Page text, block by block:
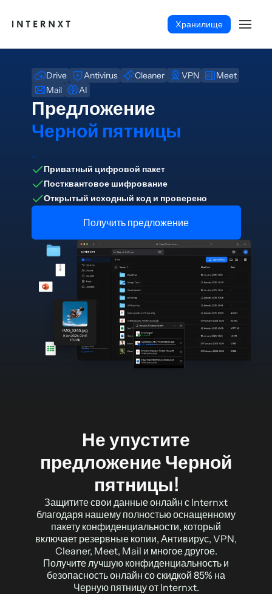
Xранилище
Drive Antivirus Cleaner VPN
Meet
Mail
AI
Предложение
Черной пятницы
Приватный цифровой пакет
Постквантовое шифрование
Открытый исходный код и проверено
Получить предложение
Не упустите
предложение Черной
пятницы!
Защитите свои данные онлайн с Internxt
благодаря нашему полностью оснащенному
пакету конфиденциальности, который
включает резервные копии, Антивирус, VPN,
Cleaner, Meet, Mail и многое другое.
Получите лучшую конфиденциальность и
безопасность онлайн со скидкой 85% на
Черную пятницу от Internxt.